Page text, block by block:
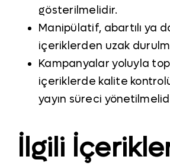
gösterilmelidir.
Manipülatif, abartılı ya
içeriklerden uzak
Kampanyalar yoluyla
içeriklerde kalite
yayın süreci
İlgili